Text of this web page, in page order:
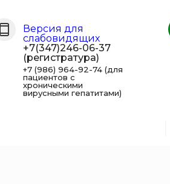
Версия для
слабовидящих
+7(347)246-06-37
(регистратура)
+7 (986) 964-92-74 (для
пациентов с
хроническими
вирусными гепатитами)